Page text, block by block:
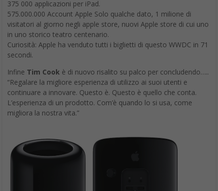
375 000 applicazioni per iPad.
575.000.000 Account Apple Solo qualche dato, 1 milione di
visitatori al giorno negli apple store, nuovi Apple store di cui uno
in uno storico teatro centenario.
Curiosità: Apple ha venduto tutti i biglietti di questo WWDC in 71
secondi.
Infine Tim Cook è di nuovo risalito su palco per concludendo…..
“Regalare la migliore esperienza di utilizzo ai suoi utenti e
continuare a innovare. Questo è. Questo è quello che conta.
L’esperienza di un prodotto. Com’è quando lo si usa, come
migliora la nostra vita.”